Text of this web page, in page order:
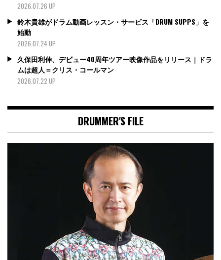
2026.07.26 UP
鈴木貴雄がドラム動画レッスン・サービス「DRUM SUPPS」を
始動
2026.07.24 UP
久保田利伸、デビュー40周年ツアー映像作品をリリース｜ドラ
ムは超人＝クリス・コールマン
2026.07.22 UP
DRUMMER'S FILE